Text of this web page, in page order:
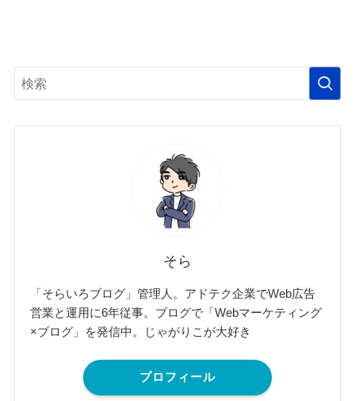
そら
「そらいろブログ」管理人。アドテク企業でWeb広告
営業と運用に6年従事。ブログで「Webマーケティング
×ブログ」を発信中。じゃがりこが大好き
プロフィール